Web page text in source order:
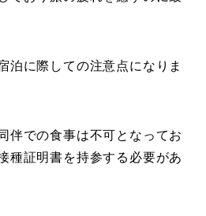
泊に際しての注意点になりま
伴での食事は不可となってお
種証明書を持参する必要があ